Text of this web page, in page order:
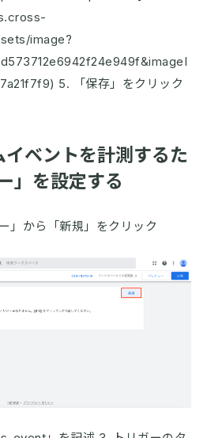
image?
5. 「保存」をクリック
ベントを計測するた
」を設定する
」から「新規」をクリック